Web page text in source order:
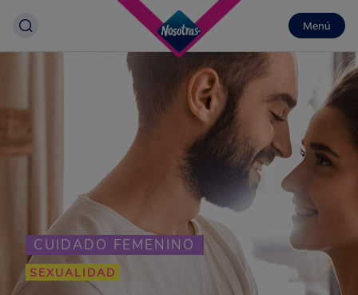
Menú
CUIDADO FEMENINO
SEXUALIDAD